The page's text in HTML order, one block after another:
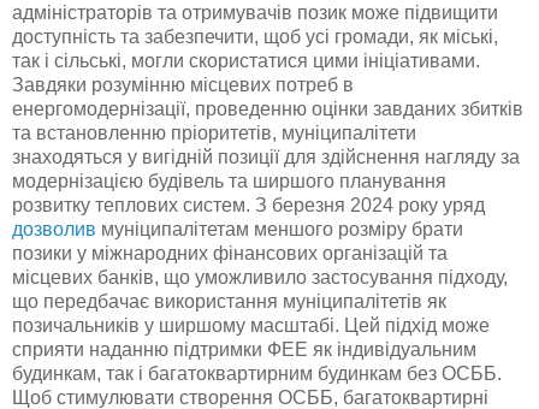
адміністраторів та отримувачів позик може підвищити
доступність та забезпечити, щоб усі громади, як міські,
так і сільські, могли скористатися цими ініціативами.
Завдяки розумінню місцевих потреб в
енергомодернізації, проведенню оцінки завданих збитків
та встановленню пріоритетів, муніципалітети
знаходяться у вигідній позиції для здійснення нагляду за
модернізацією будівель та ширшого планування
розвитку теплових систем. З березня 2024 року уряд
дозволив муніципалітетам меншого розміру брати
позики у міжнародних фінансових організацій та
місцевих банків, що уможливило застосування підходу,
що передбачає використання муніципалітетів як
позичальників у ширшому масштабі. Цей підхід може
сприяти наданню підтримки ФЕЕ як індивідуальним
будинкам, так і багатоквартирним будинкам без ОСББ.
Щоб стимулювати створення ОСББ, багатоквартирні